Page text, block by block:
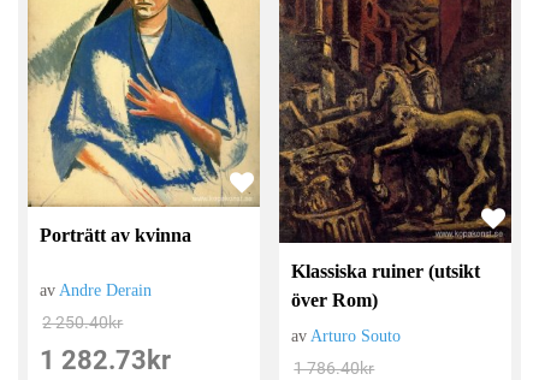
Porträtt av kvinna
av Andre Derain
2 250.40kr
1 282.73 kr
Klassiska ruiner (utsikt
över Rom)
avArturo Souto
1 786.40kr